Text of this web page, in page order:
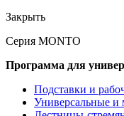
Закрыть
Серия MONTO
Программа для
Подставки и
Универсальные и